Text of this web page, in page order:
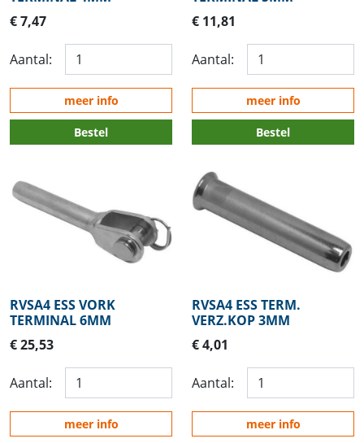
€ 7,47
Aantal:
meer info
Bestel
€ 11,81
Aantal:
meer info
Bestel
RVSA4 ESS VORK
TERMINAL 6MM
€ 25,53
Aantal:
meer info
RVSA4 ESS TERM.
VERZ.KOP 3MM
€ 4,01
Aantal:
meer info